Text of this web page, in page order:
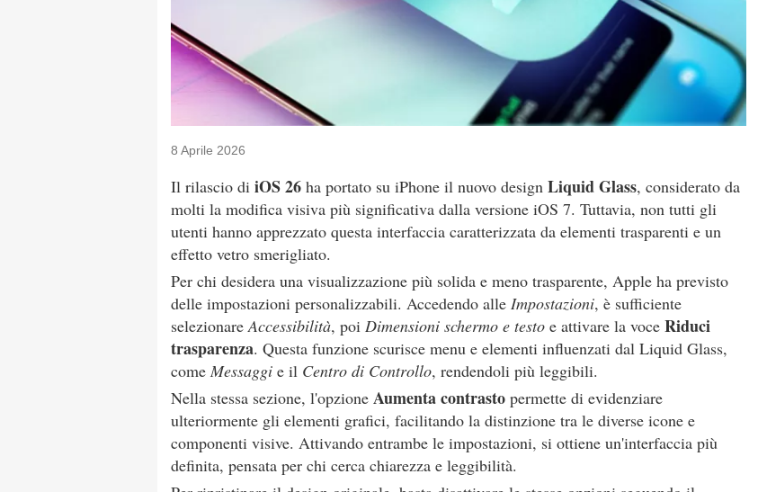
8 Aprile 2026
Il rilascio di iOS 26 ha portato su iPhone il nuovo design Liquid Glass, considerato da
molti la modifica visiva più significativa dalla versione iOS 7. Tuttavia, non tutti gli
utenti hanno apprezzato questa interfaccia caratterizzata da elementi trasparenti e un
effetto vetro smerigliato.
Per chi desidera una visualizzazione più solida e meno trasparente, Apple ha previsto
delle impostazioni personalizzabili. Accedendo alle Impostazioni, è sufficiente
selezionareAccessibilità, poi Dimensioni schermo e testo e attivare la voce Riduci
trasparenza. Questa funzione scurisce menu e elementi influenzati dal Liquid Glass,
come Messaggi e il Centro di Controllo, rendendoli più leggibili.
Nella stessa sezione, l'opzione Aumenta contrasto permette di evidenziare
ulteriormente gli elementi grafici, facilitando la distinzione tra le diverse icone e
componenti visive. Attivando entrambe le impostazioni, si ottiene un'interfaccia più
definita, pensata per chi cerca chiarezza e leggibilità.